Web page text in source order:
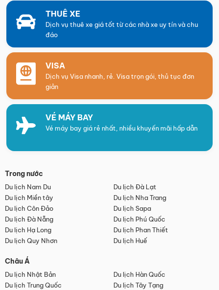
THUÊ XE
Dịch vụ thuê xe giá tốt từ các nhà xe uy tín và chu
đáo
VISA
Dịch vụ Visa nhanh, rẻ. Visa trọn gói, thủ tục đơn
giản
VÉ MÁY BAY
Vé máy bay giá rẻ nhất, nhiều khuyến mãi hấp dẫn
Trong nước
Du lịch Nam Du
Du lịch Đà Lạt
Du lịch Miền tây
Du lịch Nha Trang
Du lịch Côn Đảo
Du lịch Sapa
Du lịch Đà Nẵng
Du lịch Phú Quốc
Du lịch Hạ Long
Du lịch Phan Thiết
Du lịch Quy Nhơn
Du lịch Huế
Châu Á
Du lịch Nhật Bản
Du lịch Hàn Quốc
Du lịch Trung Quốc
Du lịch Tây Tạng